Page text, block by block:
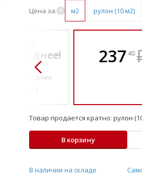
Цена за: м2 рулон (10 м2)
выгоднее!
необходимо
комплект
23740
Товар продается кратно: рулон
В корзину
В наличии на складе